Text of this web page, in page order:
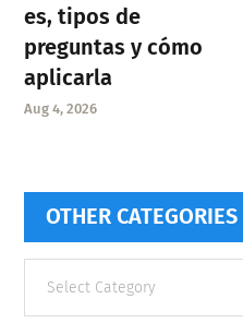
es, tipos de
preguntas y cómo
aplicarla
Aug 4, 2026
OTHER CATEGORIES
categories